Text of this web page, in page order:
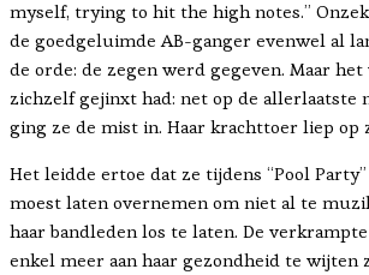
myself, trying to hit the high notes.”
de goedgeluimde AB-ganger evenwel al
de orde: de zegen werd gegeven. Maar het
zichzelf gejinxt had: net op de allerlaatste
ging ze de mist in. Haar krachttoer liep op
Het leidde ertoe dat ze tijdens “Pool
moest laten overnemen om niet al te
haar bandleden los te laten. De
enkel meer aan haar gezondheid te wijten